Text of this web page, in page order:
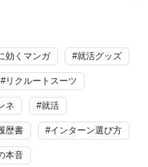
効くマンガ #就活グッズ
#リクルートスーツ
ネ #就活
歴書 #インターン選び方
本音